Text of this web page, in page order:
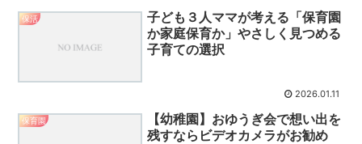
保活
子ども３人ママが考える「保育園
か家庭保育か」やさしく見つめる
子育ての選択
2026.01.11
保育園
【幼稚園】おゆうぎ会で想い出を
残すならビデオカメラがお勧め